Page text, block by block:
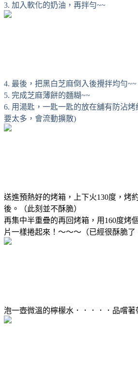
3. 加入軟化的奶油，再拌勻~~
4. 最後，把黑白芝麻倒入後攪拌均勻~~
5. 完成芝麻薄餅的麵糊~~
6. 用湯匙，一匙一匙的放在舖有防沾烤
要太多，會流動擴散)
送進預熱好的烤箱，上下火130度，烤
後。（此刻並不酥脆）
再集中半重疊的再回烤箱，用160度烤
片一樣捲起來！～～～（已經很酥脆了
泡一壺微溫的檸檬水．．．．．品嚐著